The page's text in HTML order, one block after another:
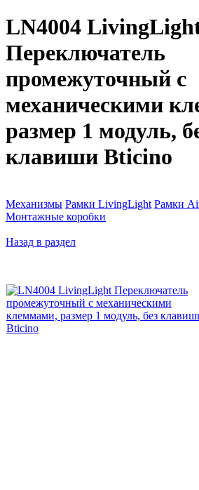
LN4004
Переключатель
промежуточный с
механическими
размер 1 модуль,
клавиши Bticino
Механизмы Рамки LivingLight Рамки
Монтажные коробки
Назад в раздел